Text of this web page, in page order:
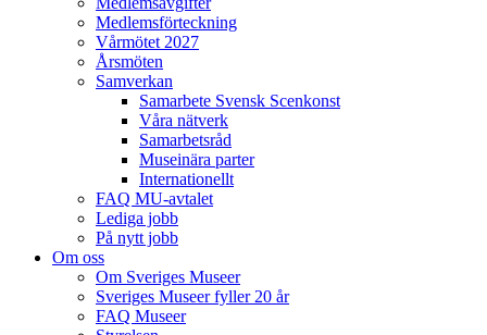
Medlemsförteckning
Vårmötet 2027
Årsmöten
Samverkan
Samarbete Svensk Scenkonst
Våra nätverk
Samarbetsråd
Museinära parter
Internationellt
FAQ MU-avtalet
Lediga jobb
På nytt jobb
Om oss
Om Sveriges Museer
Sveriges Museer fyller 20 år
FAQ Museer